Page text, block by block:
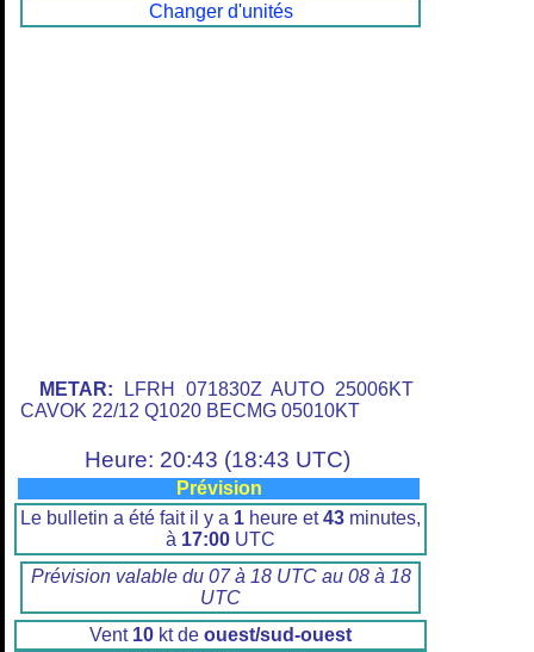
Changer d'unités
METAR: LFRH 071830Z AUTO 25006KT
CAVOK 22/12 Q1020 BECMG 05010KT
Heure: 20:43 (18:43 UTC)
Prévision
Le bulletin a été fait il y a 1 heure et43 minutes,
à 17:00 UTC
Prévision valable du 07 à 18 UTC au 08 à 18
UTC
Vent 10 kt de ouest/sud-ouest